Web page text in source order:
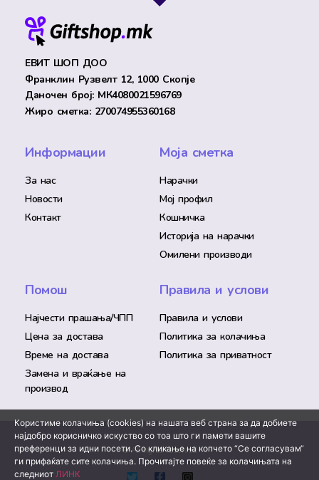
ЕВИТ ШОП ДОО
Франклин Рузвелт 12, 1000 Скопје
Даночен број: МК4080021596769
Жиро сметка: 270074955360168
Информации
За нас
Новости
Контакт
Моја сметка
Нарачки
Мој профил
Кошничка
Историја на нарачки
Омилени производи
Помош
Најчести прашања/ЧПП
Цена за достава
Време на достава
Замена и враќање на
производ
Правила и услови
Правила и услови
Политика за колачиња
Политика за приватност
© All rights reserved
Користиме колачиња (cookies) на нашата веб страна за да добиете
најдобро корисничко искуство со тоа што ги памети вашите
преференци за идни посети. Со кликање на копчето “Се согласувам“
ги прифаќате сите колачиња. Прочитајте повеќе за колачињата на
следниот ЛИНК